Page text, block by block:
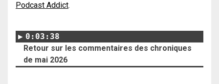
Podcast Addict.
0:03:38
Retour sur les commentaires des chroniques
de mai 2026